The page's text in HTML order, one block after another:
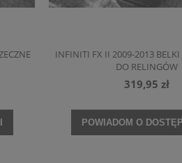
RENAULT KADJAR 2015-2022
MASKI ZE SPINKAMI 658400904R
INFINITI FX II 2009-2013 BELKI
DO RELINGÓW
319,95 zł
POWIADOM O